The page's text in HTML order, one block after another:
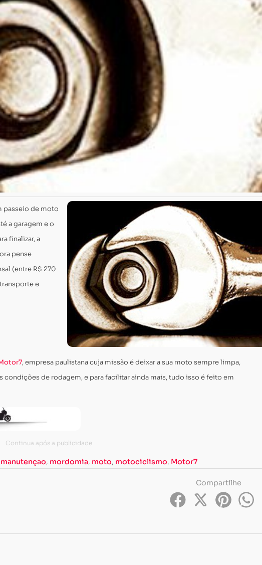
passeio de moto
a garagem e o
finalizar, a
pense
(entre R$ 270
e
, empresa paulistana cuja missão é deixar a sua moto sempre limpa,
condições de rodagem, e para facilitar ainda mais, tudo isso é feito em
manutençao, mordomia, moto, motociclismo, Motor7
Compartilhe
Carregando...
Carregando...